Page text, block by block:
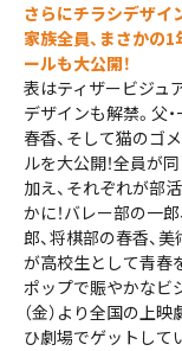
さらにチラシデザイ
家族全員、まさかの1
ールも大公開！
表はティザービジュ
デザインも解禁。父・
春香、そして猫のゴ
ルを大公開！全員が
加え、それぞれが部
かに！バレー部の一
郎、将棋部の春香、美
が高校生として青春
ポップで賑やかなビ
（金）より全国の上
ひ劇場でゲットして